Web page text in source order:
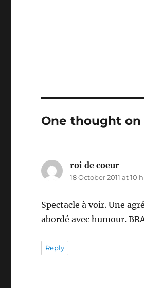
One thought on
roi de coeur
18 October 2011 at 10
Spectacle à voir. Une
abordé avec humour.
Reply